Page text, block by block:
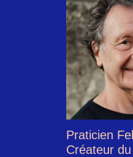
Praticien
Créateur du